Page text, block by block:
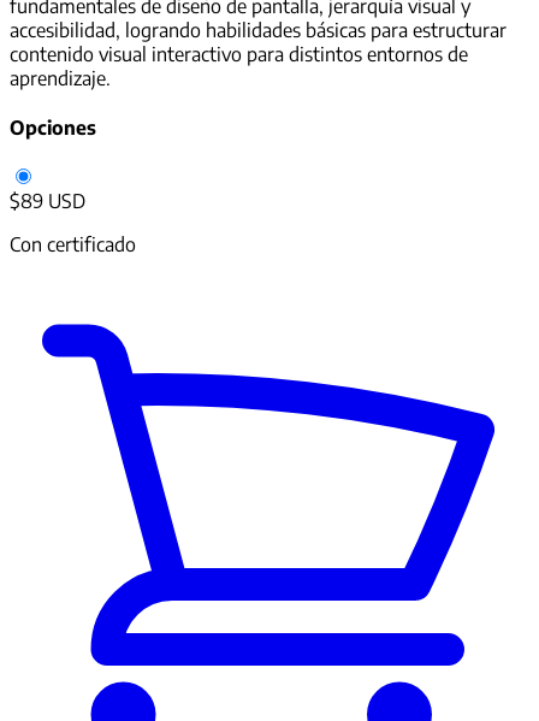
fundamentales de diseño de pantalla, jerarquía visual y
accesibilidad, logrando habilidades básicas para estructurar
contenido visual interactivo para distintos entornos de
aprendizaje.
Opciones
$89 USD
Con certificado